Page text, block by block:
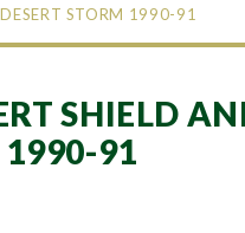
STORM 1990-91
SHIELD
1990-91